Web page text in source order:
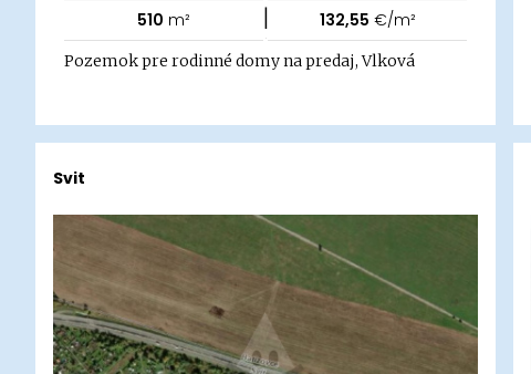
510 m² | 132,55 €/m²
Pozemok pre rodinné domy na predaj, Vlková
Svit